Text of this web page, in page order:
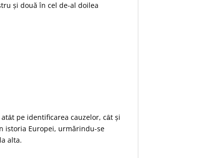
și două în cel de-al doilea
pe identificarea cauzelor, cȃt și
istoria Europei, urmărindu-se
alta.